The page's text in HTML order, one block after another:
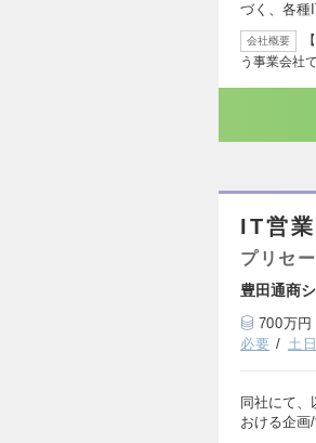
づく、各
会社概要
う事業会社
IT営
プリセ
豊田通商
700万円
必要
土
同社にて
おける企画